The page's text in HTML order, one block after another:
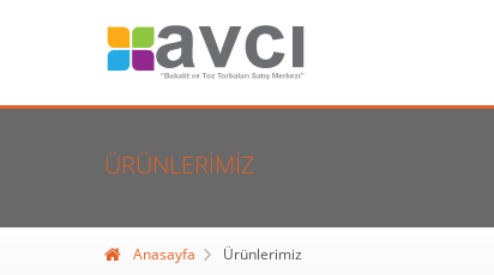
ÜRÜNLERIMIZ
Anasayfa Ürünlerimiz